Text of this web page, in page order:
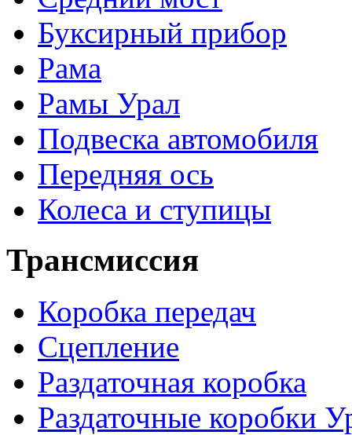
Буксирный прибор
Рама
Рамы Урал
Подвеска автомобиля
Передняя ось
Колеса и ступицы
Трансмиссия
Коробка передач
Сцепление
Раздаточная коробка
Раздаточные коробки